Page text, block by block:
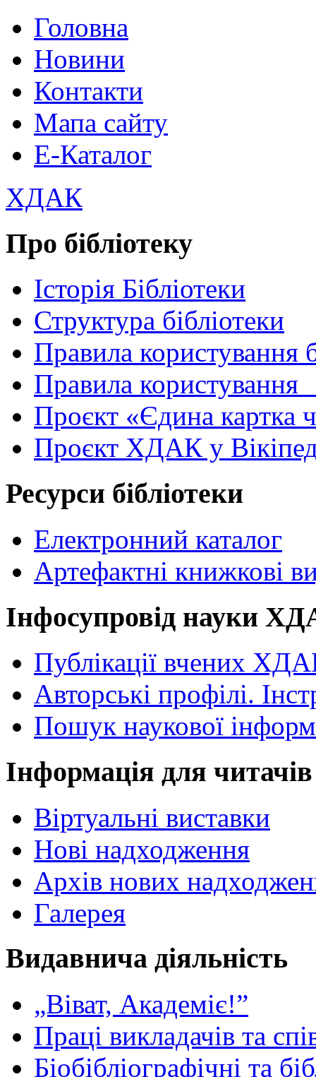
Головна
Новини
Контакти
Мапа сайту
Е-Каталог
ХДАК
Про бібліотеку
Історія Бібліотеки
Структура бібліотеки
Правила користування
Правила
Проєкт «Єдина картка
Проєкт ХДАК у
Ресурси бібліотеки
Електронний каталог
Артефактні книжкові
Інфосупровід науки
Публікації вчених
Авторські профілі.
Пошук наукової
Інформація для читачів
Віртуальні виставки
Нові надходження
Архів нових
Галерея
Видавнича діяльність
„Віват, Академіє!”
Праці викладачів та
Біобібліографічні та